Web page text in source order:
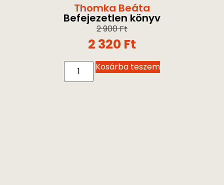
Thomka Beáta
Befejezetlen könyv
2 900Ft
2 320 Ft
Kosárba teszem